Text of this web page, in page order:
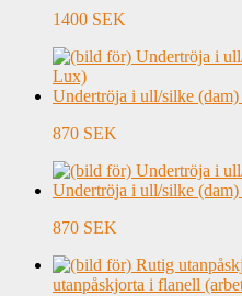
1400 SEK
Undertröja i ull/silke
870 SEK
Undertröja i ull/silke
870 SEK
utanpåskjorta i flanell